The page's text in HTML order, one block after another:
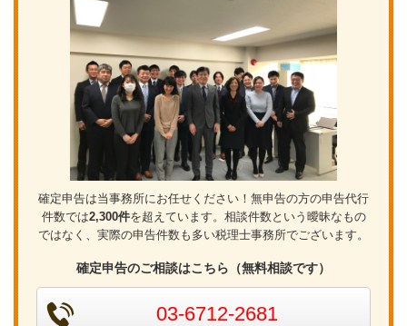
確定申告は当事務所にお任せください！無申告の方の申告代行
件数では2,300件を超えています。相談件数という曖昧なもの
ではなく、実際の申告件数も多い税理士事務所でございます。
確定申告のご相談はこちら（無料相談です）
03-6712-2681